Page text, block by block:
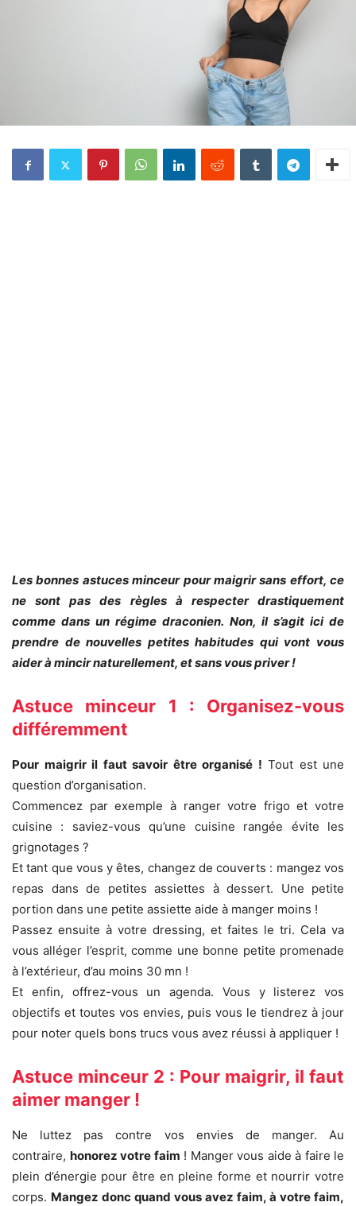
Les bonnes astuces minceur pour maigrir sans effort, ce
ne sont pas des règles à respecter drastiquement
comme dans un régime draconien. Non, il s’agit ici de
prendre de nouvelles petites habitudes qui vont vous
aider à mincir naturellement, et sans vous priver !
Astuce minceur 1 : Organisez-vous
différemment
Pour maigrir il faut savoir être organisé ! Tout est une
question d’organisation.
Commencez par exemple à ranger votre frigo et votre
cuisine : saviez-vous qu’une cuisine rangée évite les
grignotages ?
Et tant que vous y êtes, changez de couverts : mangez vos
repas dans de petites assiettes à dessert. Une petite
portion dans une petite assiette aide à manger moins !
Passez ensuite à votre dressing, et faites le tri. Cela va
vous alléger l’esprit, comme une bonne petite promenade
à l’extérieur, d’au moins 30 mn !
Et enfin, offrez-vous un agenda. Vous y listerez vos
objectifs et toutes vos envies, puis vous le tiendrez à jour
pour noter quels bons trucs vous avez réussi à appliquer !
Astuce minceur 2 : Pour maigrir, il faut
aimer manger !
Ne luttez pas contre vos envies de manger. Au
contraire, honorez votre faim ! Manger vous aide à faire le
plein d’énergie pour être en pleine forme et nourrir votre
corps. Mangez donc quand vous avez faim, à votre faim,